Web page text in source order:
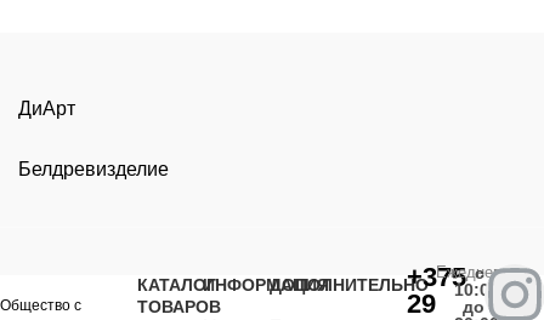
ДиАрт
Белдревизделие
Общество с
КАТАЛОГ
ТОВАРОВ
ИНФОРМАЦИЯДОПОЛНИТЕЛЬНО+375
29
Ежедневно
с
10:00
до